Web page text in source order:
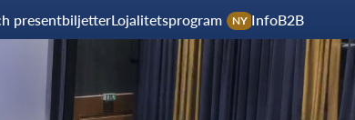
presentbiljetterLojalitetsprogram NY InfoB2B